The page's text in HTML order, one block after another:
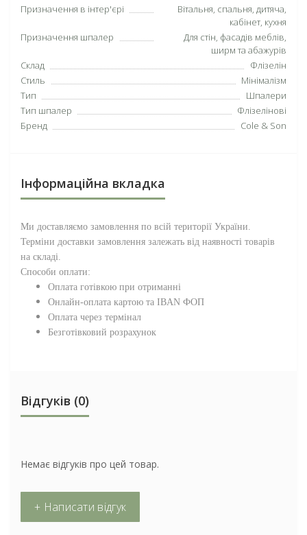
Призначення в інтер'єрі
Вітальня, спальня, дитяча,
кабінет, кухня
Призначення шпалер
Для стін, фасадів меблів,
ширм та абажурів
Склад
Флізелін
Стиль
Мінімалізм
Тип
Шпалери
Тип шпалер
Флізелінові
Бренд
Cole & Son
Інформаційна вкладка
Ми доставляємо замовлення по всій території України.
Терміни доставки замовлення залежать від наявності товарів
на складі.
Способи оплати:
Оплата готівкою при отриманні
Онлайн-оплата картою та IBAN ФОП
Оплата через термінал
Безготівковий розрахунок
Відгуків (0)
Немає відгуків про цей товар.
+ Написати відгук